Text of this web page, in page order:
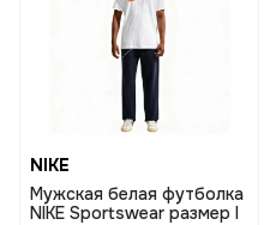
NIKE
Мужская белая футболка
NIKE Sportswear размер l